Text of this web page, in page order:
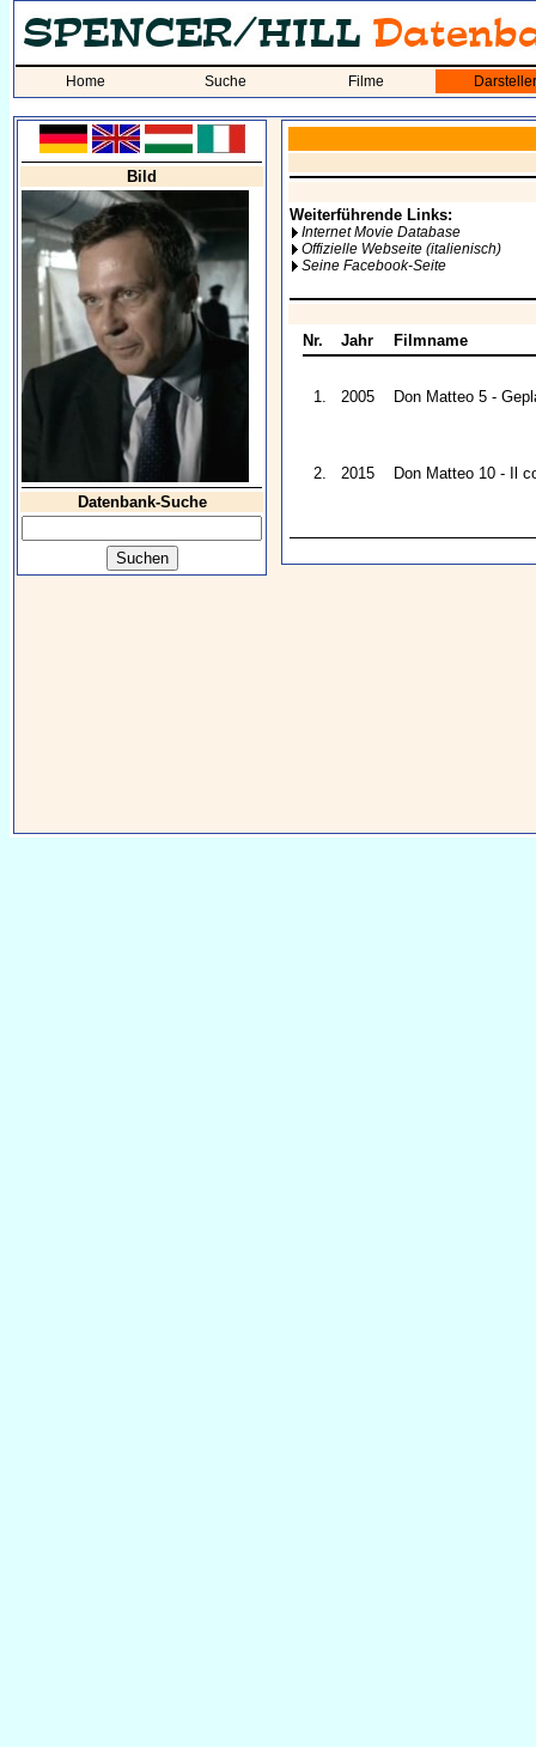
Home Suche Filme Darsteller
Bild
Datenbank-Suche
Weiterführende Links:
Internet Movie Database
Offizielle Webseite (italienisch)
Seine Facebook-Seite
Nr. Jahr Filmname
1. 2005 Don Matteo 5 -
2. 2015 Don Matteo 10 - Il